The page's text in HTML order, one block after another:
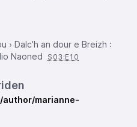
› Dalc’h an dour e Breizh :
Naoned
S03:E10
marianne-